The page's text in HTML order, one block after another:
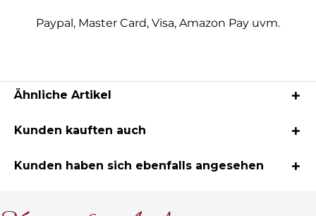
Paypal, Master Card, Visa, Amazon Pay uvm.
Ähnliche Artikel
Kunden kauften auch
Kunden haben sich ebenfalls angesehen